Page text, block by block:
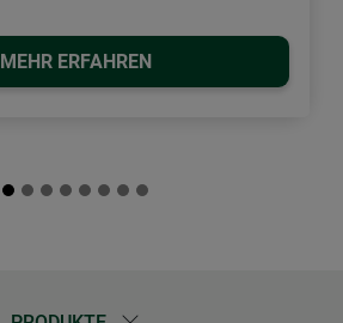
MEHR ERFAHREN